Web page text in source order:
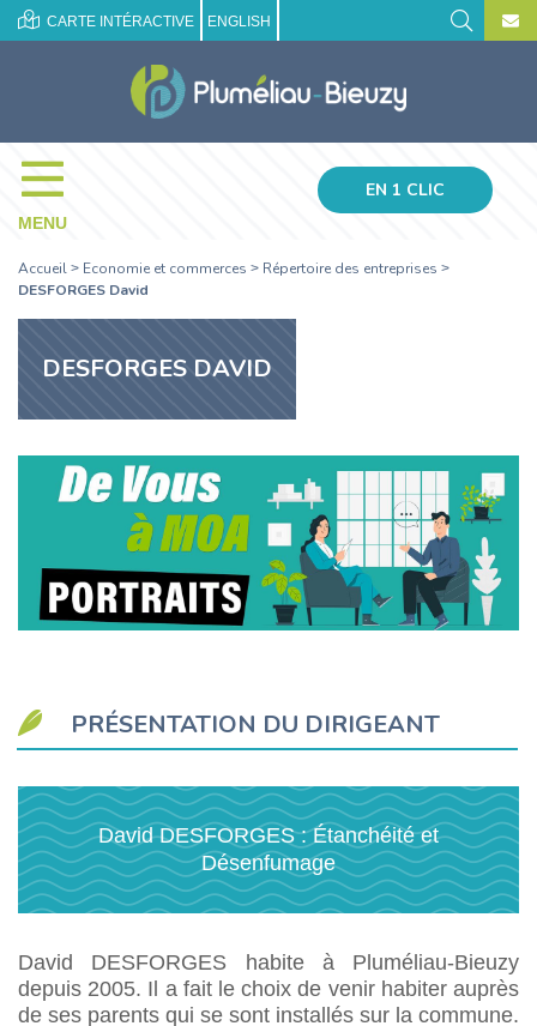
CARTE INTÉRACTIVE ENGLISH
MENU
EN 1 CLIC
Accueil > Economie et commerces > Répertoire des entreprises >
DESFORGES David
DESFORGES DAVID
PRÉSENTATION DU DIRIGEANT
David DESFORGES : Étanchéité et
Désenfumage
David DESFORGES habite à Pluméliau-Bieuzy
depuis 2005. Il a fait le choix de venir habiter auprès
de ses parents qui se sont installés sur la commune.